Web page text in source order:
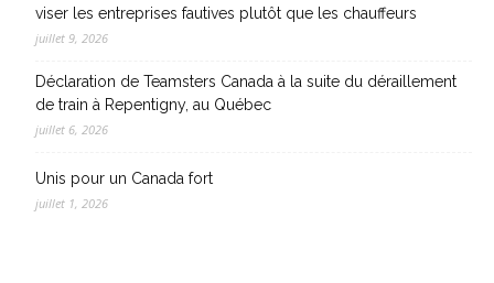
viser les entreprises fautives plutôt que les chauffeurs
juillet 9, 2026
Déclaration de Teamsters Canada à la suite du déraillement
de train à Repentigny, au Québec
juillet 6, 2026
Unis pour un Canada fort
juillet 1, 2026